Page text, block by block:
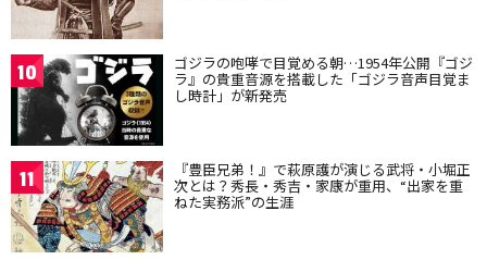
10 ゴジラの咆哮で目覚める朝…1954年公開『ゴジ
ラ』の貴重音源を搭載した「ゴジラ音声目覚ま
し時計」が新発売
11 『豊臣兄弟！』で萩原護が演じる武将・小堀正
次とは？秀長・秀吉・家康が重用、“出家を重
ねた実務派”の生涯